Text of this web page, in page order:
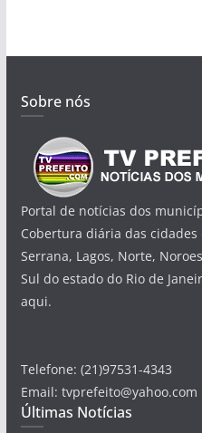
Sobre nós
Portal de notícias dos
Cobertura diária das
Serrana, Lagos, Norte,
Sul do estado do Rio de
aqui.
Telefone: (21)97531-4343
Email: tvprefeito@yahoo.com
Últimas Notícias